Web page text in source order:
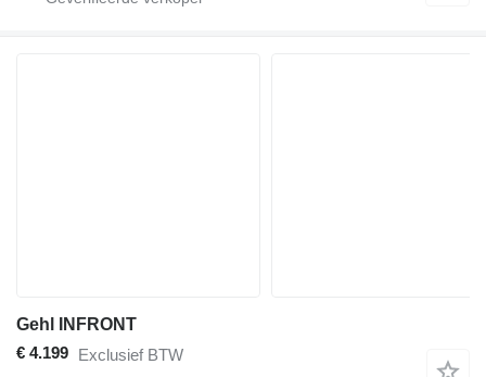
Gehl INFRONT
€ 4.199 Exclusief BTW